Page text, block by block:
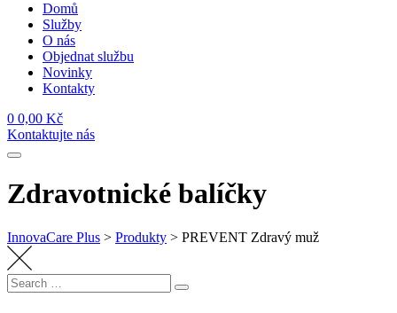
Domů
Služby
O nás
Objednat službu
Novinky
Kontakty
0 0,00 Kč
Kontaktujte nás
Zdravotnické balíčky
InnovaCare Plus > Produkty > PREVENT Zdravý muž
Search
for:
Search